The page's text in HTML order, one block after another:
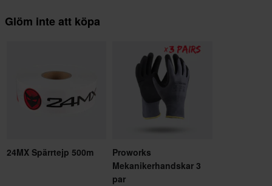
Glöm inte att köpa
24MX Spärrtejp 500m
Proworks
Mekanikerhandskar 3
par